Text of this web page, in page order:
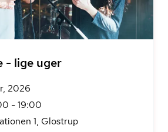
- lige uger
2026
- 19:00
1, Glostrup